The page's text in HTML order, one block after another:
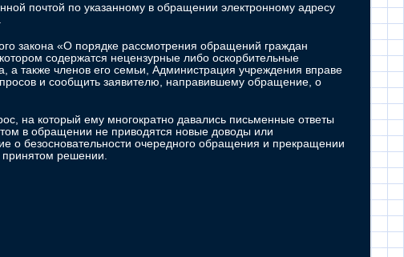
почтой по указанному в обращении электронному адресу
закона «О порядке рассмотрения обращений граждан
содержатся нецензурные либо оскорбительные
а также членов его семьи, Администрация учреждения вправе
и сообщить заявителю, направившему обращение, о
на который ему многократно давались письменные ответы
в обращении не приводятся новые доводы или
о безосновательности очередного обращения и прекращении
принятом решении.